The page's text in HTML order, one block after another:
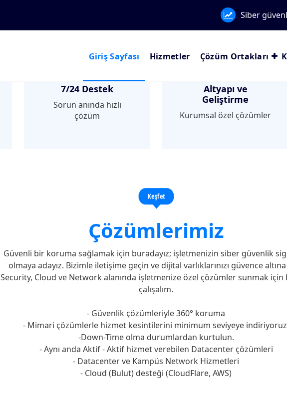
Siber
Giriş Sayfası Hizmetler Çözüm Ortakları
7/24 Destek
Sorun anında hızlı
çözüm
Altyapı ve
Geliştirme
Kurumsal özel çözümler
Keşfet
Çözümlerimiz
Güvenli bir koruma sağlamak için buradayız; işletmenizin siber güvenlik
olmaya adayız. Bizimle iletişime geçin ve dijital varlıklarınızı güvence altına
Security, Cloud ve Network alanında işletmenize özel çözümler sunmak
çalışalım.
- Güvenlik çözümleriyle 360° koruma
- Mimari çözümlerle hizmet kesintilerini minimum seviyeye
-Down-Time olma durumlardan kurtulun.
- Aynı anda Aktif - Aktif hizmet verebilen Datacenter çözümleri
- Datacenter ve Kampüs Network Hizmetleri
- Cloud (Bulut) desteği (CloudFlare, AWS)